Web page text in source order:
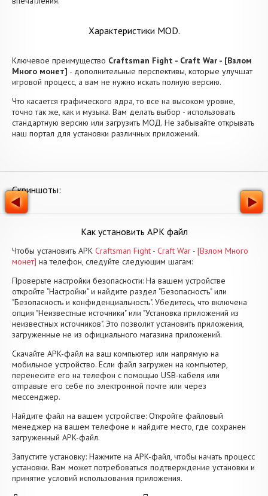
Характеристики MOD.
Ключевое преимущество Craftsman Fight - Craft War - [Взлом
Много монет] - дополнительные перспективы, которые улучшат
игровой процесс, а вам не нужно искать полную версию.
Что касается графического ядра, то все на высоком уровне,
точно так же, как и музыка. Вам делать выбор - использовать
стандартную версию или загрузить МОД. Не забывайте открывать
наш портал для установки различных приложений.
Скриншоты:
Как установить APK файл
Чтобы установить APK Craftsman Fight - Craft War - [Взлом Много
монет] на телефон, следуйте следующим шагам:
Проверьте настройки безопасности: На вашем устройстве
откройте "Настройки" и найдите раздел "Безопасность" или
"Безопасность и конфиденциальность". Убедитесь, что включена
опция "Неизвестные источники" или "Установка приложений из
неизвестных источников". Это позволит установить приложения,
загруженные не из официального магазина приложений.
Скачайте APK-файл на ваш компьютер или напрямую на
мобильное устройство. Если файл загружен на компьютер,
перенесите его на телефон с помощью USB-кабеля или
отправьте его себе по электронной почте или через
мессенджер.
Найдите файл на вашем устройстве: Откройте файловый
менеджер на вашем телефоне и найдите место, где сохранен
загруженный APK-файл.
Запустите установку: Нажмите на APK-файл, чтобы начать процесс
установки. Вам может потребоваться подтверждение установки и
принятие условий использования приложения.